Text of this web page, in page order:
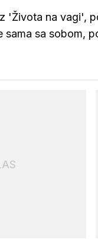
'Života na vagi',
sama sa sobom,